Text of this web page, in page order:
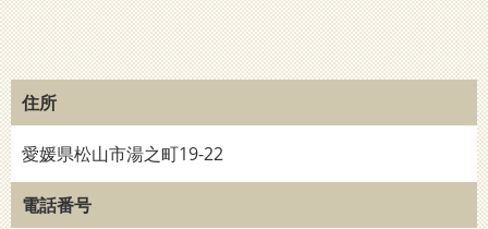
住所
愛媛県松山市湯之町19-22
電話番号